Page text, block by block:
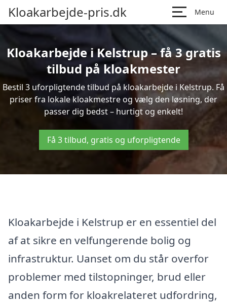
Kloakarbejde-pris.dk Menu
Kloakarbejde i Kelstrup – få 3 gratis
tilbud på kloakmester
Bestil 3 uforpligtende tilbud på kloakarbejde i Kelstrup. Få
priser fra lokale kloakmestre og vælg den løsning, der
passer dig bedst – hurtigt og enkelt!
Få 3 tilbud, gratis og uforpligtende
Kloakarbejde i Kelstrup er en essentiel del
af at sikre en velfungerende bolig og
infrastruktur. Uanset om du står overfor
problemer med tilstopninger, brud eller
anden form for kloakrelateret udfordring,